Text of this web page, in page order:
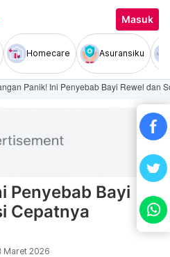
Masuk
Homecare Asuransiku
Panik! Ini Penyebab Bayi Rewel dan
Penyebab Bayi
Cepatnya
Maret 2026